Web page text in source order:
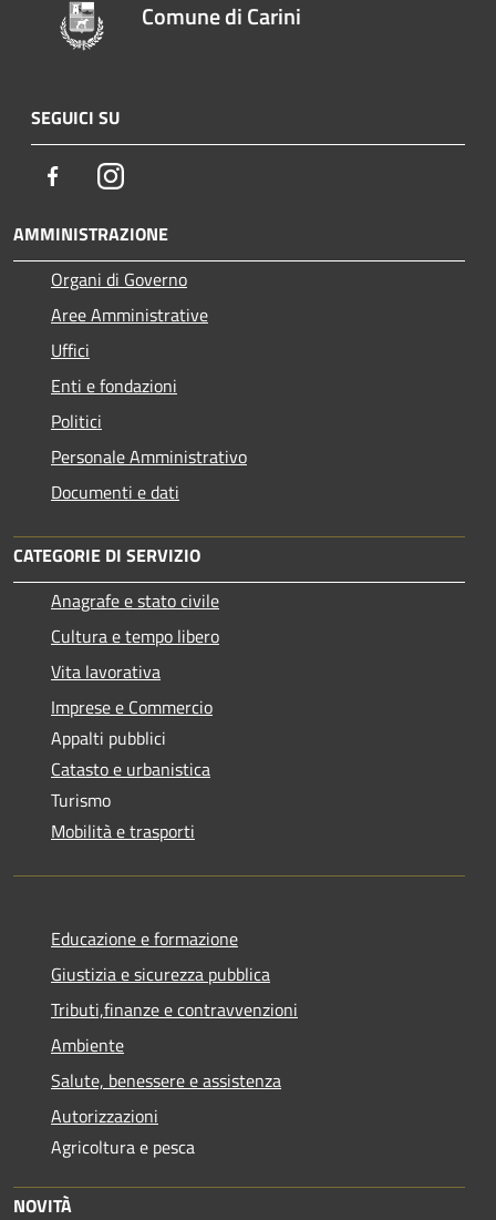
Comune di Carini
SEGUICI SU
FacebookInstagram
AMMINISTRAZIONE
Organi di Governo
Aree Amministrative
Uffici
Enti e fondazioni
Politici
Personale Amministrativo
Documenti e dati
CATEGORIE DI SERVIZIO
Anagrafe e stato civile
Cultura e tempo libero
Vita lavorativa
Imprese e Commercio
Appalti pubblici
Catasto e urbanistica
Turismo
Mobilità e trasporti
Educazione e formazione
Giustizia e sicurezza pubblica
Tributi,finanze e contravvenzioni
Ambiente
Salute, benessere e assistenza
Autorizzazioni
Agricoltura e pesca
NOVITÀ